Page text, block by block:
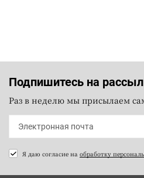
Подпишитесь на
Раз в неделю мы присылаем
Я даю согласие на обработку